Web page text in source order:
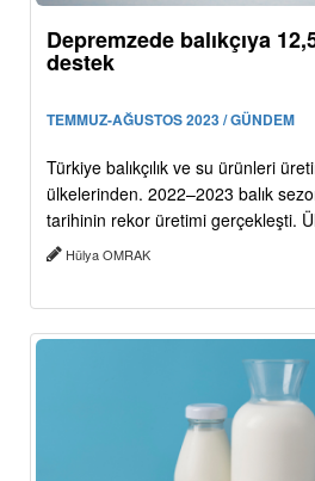
Depremzede balıkçıya
destek
TEMMUZ-AĞUSTOS 2023 / GÜNDEM
Türkiye balıkçılık ve su ürünleri
ülkelerinden. 2022–2023 balık
tarihinin rekor üretimi gerçekleşti.
Hülya OMRAK